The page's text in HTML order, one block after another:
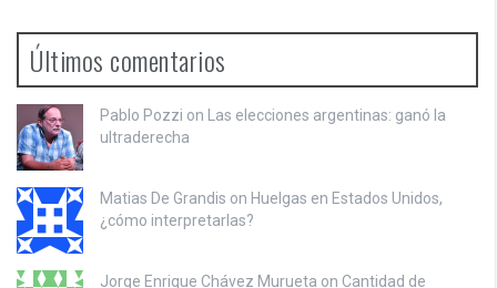
Últimos comentarios
Pablo Pozzi on
Las elecciones argentinas: ganó la
ultraderecha
Matias De Grandis on Huelgas en Estados Unidos,
¿cómo interpretarlas?
Jorge Enrique Chávez Murueta on Cantidad de